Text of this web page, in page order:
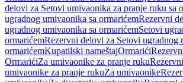
delovi za Setovi umivaonika za pranje ruku sa
ugradnog umivaonika sa ormarićemRezervni
ugradnog umivaonika sa ormarićemSetovi
ormarićemRezervni delovi za Setovi ugradnog
ormarićemKupatilski nameštajOrmarići
OrmarićiZa umivaonike za pranje ruku
umivaonike za pranje rukuZa umivaonike